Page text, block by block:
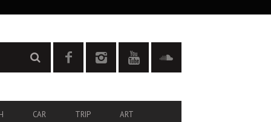
CAR TRIP ART